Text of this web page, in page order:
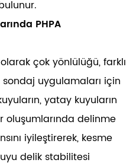
PHPA
olarak çok yönlülüğü, farklı
uygulamaları için
yatay kuyuların
oluşumlarında delinme
iyileştirerek, kesme
delik stabilitesi